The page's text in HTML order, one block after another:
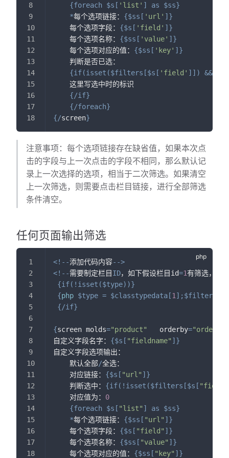
{foreach $s [ 'list' ] as $ss}
*每个选项链接： {$ss [ 'url' ]}
    每个选项字段：
{$s [ 'field' ]}
    每个选项名称：
{$ss [ 'value' ]}
    每个选项对应的值：
{$ss [ 'key' ]}
    判断是否已选：
{if(isset ($filters [$s [ 'field' ] ] ) &&
    这里写选中时的标识
{/if}
{/foreach}
{/screen}
注意事项：每个选项链接存在缺省值，如果本次点
击的字段与上一次点击的字段不相同，那么默认记
录上一次选择的选项，相当于二次筛选。如果清空
上一次筛选，则需要点击栏目链接，进行全部筛选
条件清空。
任何页面输出筛选
<! --添加代码内容-->
<! --需要制定栏目ID，如下假设栏目id=1有筛选，则
{if( ! isset ($type) )}
{php $type = $classtypedata[1 ] ; $filters
{/if}
{screen molds="product"
   orderby
="orders
自定义字段名字： {$s [ "fieldname" ]}
自定义字段选项输出：
    默认全部
/全选：
    对应链接：
{$s [ "url" ]}
    判断选中：
{if( ! isset ($filters [$s [ "field"
    对应值为：
0
{foreach $s [ "list" ] as $ss}
*每个选项链接： {$ss [ "url" ]}
    每个选项字段：
{$s [ "field" ]}
    每个选项名称：
{$ss [ "value" ]}
    每个选项对应的值：
{$ss [ "key" ]}